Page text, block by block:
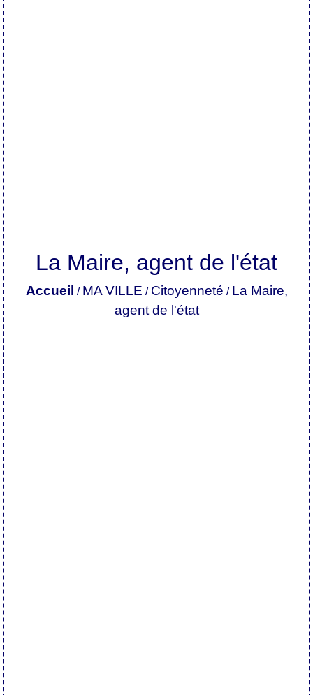
La Maire, agent de l'état
Accueil / MA VILLE / Citoyenneté / La Maire,
agent de l'état